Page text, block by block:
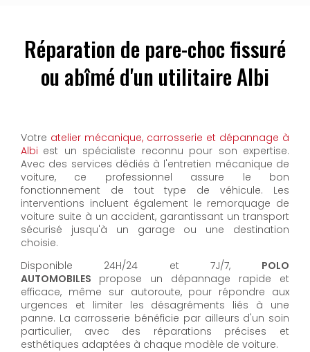
Réparation de pare-choc fissuré
ou abîmé d'un utilitaire Albi
Votre atelier mécanique, carrosserie et dépannage à
Albi est un spécialiste reconnu pour son expertise.
Avec des services dédiés à l'entretien mécanique de
voiture, ce professionnel assure le bon
fonctionnement de tout type de véhicule. Les
interventions incluent également le remorquage de
voiture suite à un accident, garantissant un transport
sécurisé jusqu'à un garage ou une destination
choisie.
Disponible 24H/24 et 7J/7, POLO
AUTOMOBILES propose un dépannage rapide et
efficace, même sur autoroute, pour répondre aux
urgences et limiter les désagréments liés à une
panne. La carrosserie bénéficie par ailleurs d'un soin
particulier, avec des réparations précises et
esthétiques adaptées à chaque modèle de voiture.